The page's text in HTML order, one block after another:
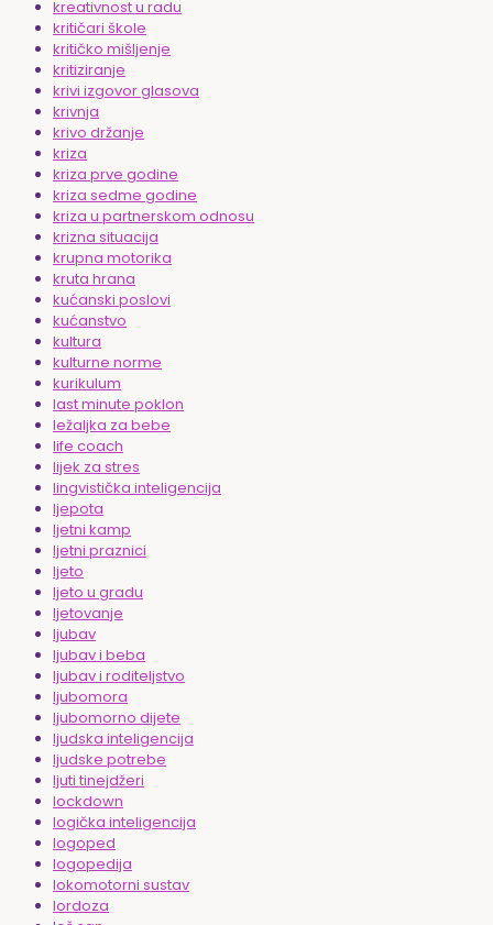
kreativnost u radu
kritičari škole
kritičko mišljenje
kritiziranje
krivi izgovor glasova
krivnja
krivo držanje
kriza
kriza prve godine
kriza sedme godine
kriza u partnerskom odnosu
krizna situacija
krupna motorika
kruta hrana
kućanski poslovi
kućanstvo
kultura
kulturne norme
kurikulum
last minute poklon
ležaljka za bebe
life coach
lijek za stres
lingvistička inteligencija
ljepota
ljetni kamp
ljetni praznici
ljeto
ljeto u gradu
ljetovanje
ljubav
ljubav i beba
ljubav i roditeljstvo
ljubomora
ljubomorno dijete
ljudska inteligencija
ljudske potrebe
ljuti tinejdžeri
lockdown
logička inteligencija
logoped
logopedija
lokomotorni sustav
lordoza